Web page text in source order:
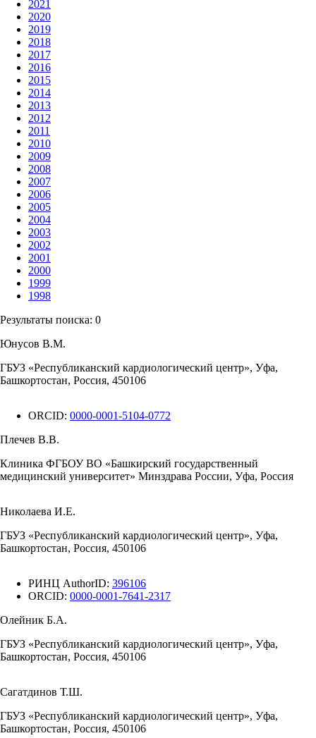
2021
2020
2019
2018
2017
2016
2015
2014
2013
2012
2011
2010
2009
2008
2007
2006
2005
2004
2003
2002
2001
2000
1999
1998
Результаты поиска: 0
Юнусов В.М.
ГБУЗ «Республиканский кардиологический центр», Уфа,
Башкортостан, Россия, 450106
ORCID: 0000-0001-5104-0772
Плечев В.В.
Клиника ФГБОУ ВО «Башкирский государственный
медицинский университет» Минздрава России, Уфа, Россия
Николаева И.Е.
ГБУЗ «Республиканский кардиологический центр», Уфа,
Башкортостан, Россия, 450106
РИНЦ AuthorID: 396106
ORCID: 0000-0001-7641-2317
Олейник Б.А.
ГБУЗ «Республиканский кардиологический центр», Уфа,
Башкортостан, Россия, 450106
Сагатдинов Т.Ш.
ГБУЗ «Республиканский кардиологический центр», Уфа,
Башкортостан, Россия, 450106